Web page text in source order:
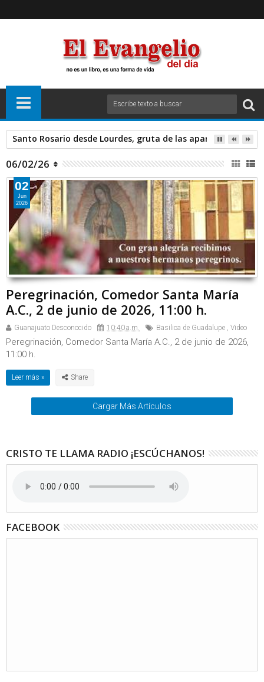
Santo Rosario desde Lourdes, gruta de las apariciones.
06/02/26
Peregrinación, Comedor Santa María
A.C., 2 de junio de 2026, 11:00 h.
Guanajuato Desconocido 10:40 a.m. Basilica de Guadalupe , Video
Peregrinación, Comedor Santa María A.C., 2 de junio de 2026,
11:00 h.
Leer más »
02
Jun
2026
Cargar Más Artículos
CRISTO TE LLAMA RADIO ¡ESCÚCHANOS!
FACEBOOK